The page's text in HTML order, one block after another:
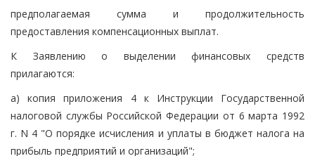
предполагаемая сумма и продолжительность
предоставления компенсационных выплат.
К Заявлению о выделении финансовых средств
прилагаются:
а) копия приложения 4 к Инструкции Государственной
налоговой службы Российской Федерации от 6 марта 1992
г. N 4 "О порядке исчисления и уплаты в бюджет налога на
прибыль предприятий и организаций";